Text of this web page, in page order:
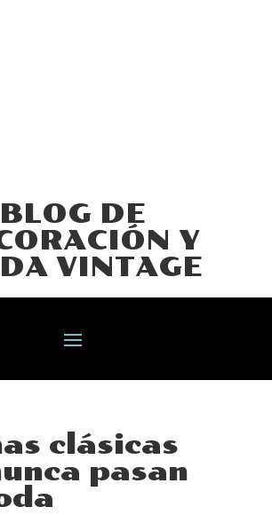
BLOG DE
Y
VINTAGE
clásicas
pasan